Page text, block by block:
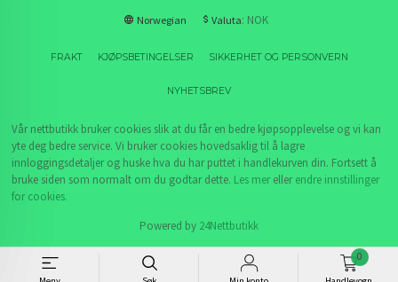
0
Norwegian Valuta: NOK
FRAKT KJØPSBETINGELSER SIKKERHET OG PERSONVERN
NYHETSBREV
Vår nettbutikk bruker cookies slik at du får en bedre kjøpsopplevelse og vi kan
yte deg bedre service. Vi bruker cookies hovedsaklig til å lagre
innloggingsdetaljer og huske hva du har puttet i handlekurven din. Fortsett å
bruke siden som normalt om du godtar dette. Les merellerendre innstillinger
for cookies.
Powered by 24Nettbutikk